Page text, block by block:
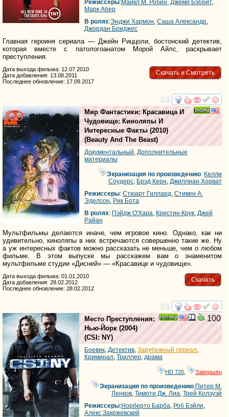
Режиссеры:Майкл М. Робин, Джеми Бэббит,
Марк Абер
В ролях:Энджи Хармон, Саша Александр,
Джордан Бриджес
Главная героиня сериала — Джейн Риццоли, бостонский детектив,
которая вместе с патологоанатом Морой Айлс, раскрывает
преступления.
Скачать и Смотреть
Дата выхода фильма: 12.07.2010
Дата добавления: 13.08.2011
Последнее обновление: 17.09.2017
смотреть
Мир Фантастики: Красавица И
Чудовище: Киноляпы И
Интересные Факты (2010)
(Beauty And The Beast)
Документальный, Дополнительные
материалы
Экранизация по произведению: Келли
Соудерс, Брэд Керн,Джиллиан Хорват
Режиссеры: Стюарт Гиллард, Стивен А.
Эделсон, Рик Бота
В ролях: Пэйдж О'Хара, Кристин Крук, Джей
Райан
Мультфильмы делаются иначе, чем игровое кино. Однако, как ни
удивительно, киноляпы в них встречаются совершенно такие же. Ну
а уж интересных фактов можно рассказать не меньше, чем о любом
фильме. В этом выпуске мы расскажем вам о знаменитом
мультфильме студии «Дисней» — «Красавице и чудовище».
Скачать
Дата выхода фильма: 01.01.2010
Дата добавления: 28.02.2012
Последнее обновление: 28.02.2012
смотреть
100
Место Преступления:
Нью-Йорк (2004)
(CSI: NY)
Боевик, Детектив, Зарубежный сериал,
Криминал, Триллер, драма
HD 720 Завершён
Экранизация по произведению:Питер М.
Ленков,Тимоти Дж. Лиа,Трей Колэуэй
Режиссеры:Норберто Барба, Роб Бэйли,
Алекс Закржевский